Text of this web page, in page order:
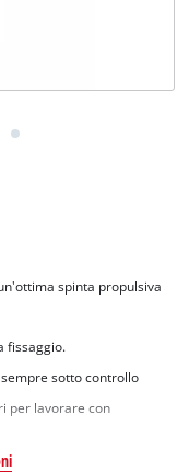
spinta propulsiva
fissaggio.
sotto controllo
per lavorare con